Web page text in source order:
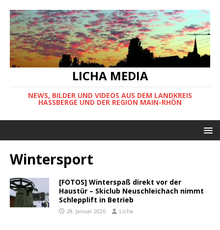
LICHA MEDIA
NEWS, BILDER UND VIDEOS AUS DEM LANDKREIS
HASSBERGE UND DER REGION MAIN-RHÖN
Wintersport
[FOTOS] Winterspaß direkt vor der
Haustür – Skiclub Neuschleichach nimmt
Schlepplift in Betrieb
28. Januar 2026 Licha